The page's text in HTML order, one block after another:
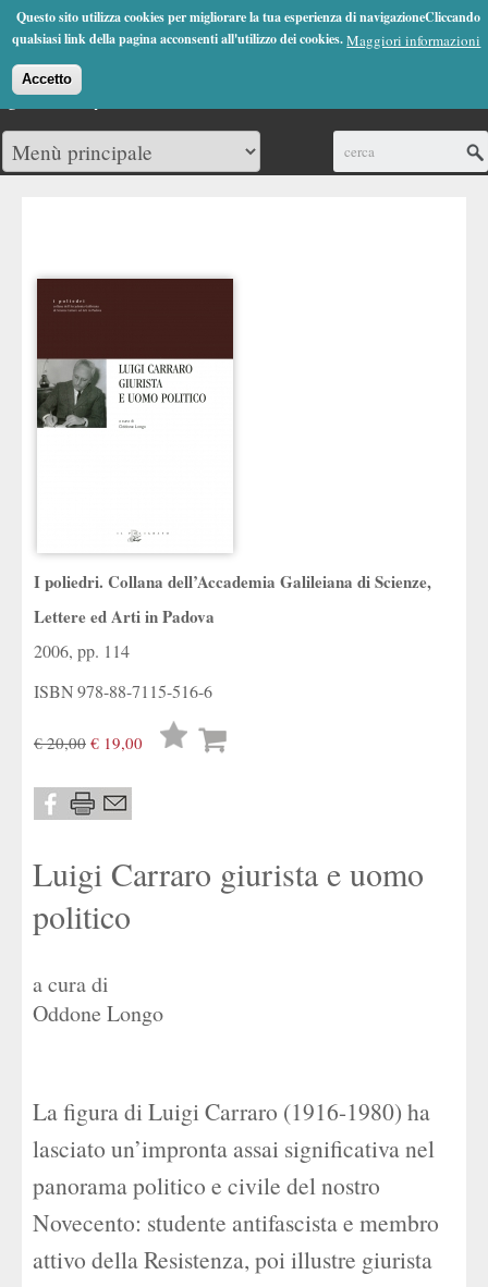
Questo sito utilizza cookies per migliorare la tua esperienza di navigazioneCliccando
qualsiasi link della pagina acconsenti all'utilizzo dei cookies.Maggiori informazioni
Accetto
Jump to Navigation
(0)
I poliedri. Collana dell’Accademia Galileiana di Scienze,
Lettere ed Arti in Padova
2006, pp. 114
ISBN978-88-7115-516-6
€ 20,00 € 19,00
Lista
Luigi Carraro giurista e uomo
politico
a cura di
Oddone Longo
La figura di Luigi Carraro (1916-1980) ha
lasciato un’impronta assai significativa nel
panorama politico e civile del nostro
Novecento: studente antifascista e membro
attivo della Resistenza, poi illustre giurista